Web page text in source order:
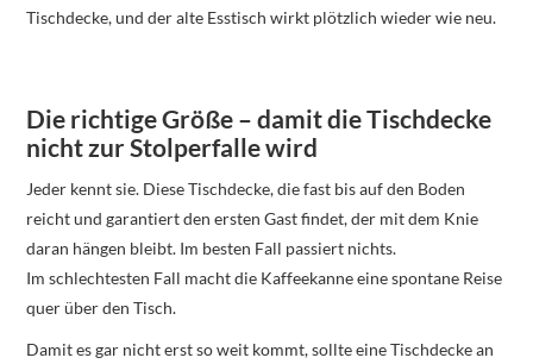
Tischdecke, und der alte Esstisch wirkt plötzlich wieder wie neu.
Die richtige Größe – damit die Tischdecke
nicht zur Stolperfalle wird
Jeder kennt sie. Diese Tischdecke, die fast bis auf den Boden
reicht und garantiert den ersten Gast findet, der mit dem Knie
daran hängen bleibt. Im besten Fall passiert nichts.
Im schlechtesten Fall macht die Kaffeekanne eine spontane Reise
quer über den Tisch.
Damit es gar nicht erst so weit kommt, sollte eine Tischdecke an